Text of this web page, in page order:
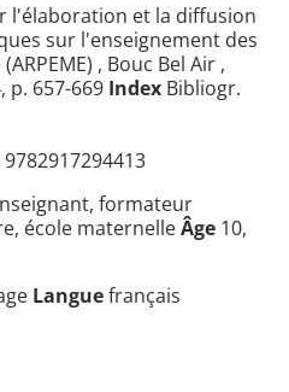
l'élaboration et la diffusion
sur l'enseignement des
, Bouc Bel Air ,
p. 657-669 Index Bibliogr.
9782917294413
formateur
école maternelleÂge 10,
Languefrançais